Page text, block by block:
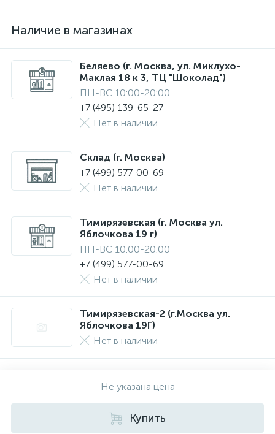
Наличие в магазинах
Беляево (г. Москва, ул. Миклухо-
Маклая 18 к 3, ТЦ "Шоколад")
ПН-ВС 10:00-20:00
+7 (495) 139-65-27
Нет в наличии
Склад (г. Москва)
+7 (499) 577-00-69
Нет в наличии
Тимирязевская (г. Москва ул.
Яблочкова 19 г)
ПН-ВС 10:00-20:00
+7 (499) 577-00-69
Нет в наличии
Тимирязевская-2 (г.Москва ул.
Яблочкова 19Г)
Нет в наличии
Не указана цена
Купить